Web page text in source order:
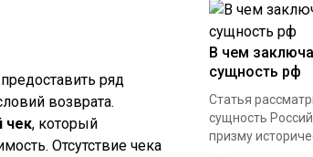
ряд
возврата.
чек, который
Отсутствие чека
В чем
сущность рф
Статья
сущность
призму